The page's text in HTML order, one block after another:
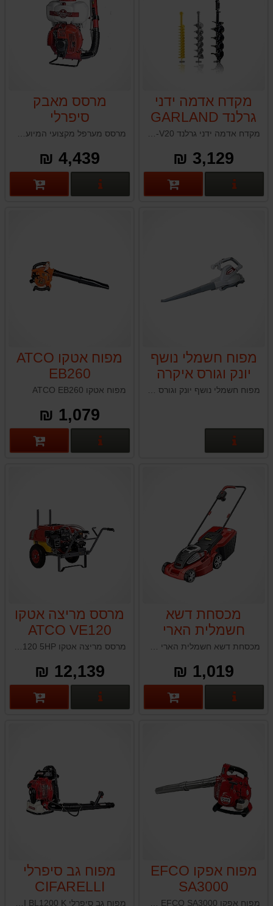
מקדח אדמה ידני
גרלנד GARLAND
932 SG-V20
מקדח אדמה ידני גרלנד GARLAND 932 SG-V20
3,129 ₪
פרטים נוספים
מרסס מאבק
סיפרלי
CIFARELLI L3
EVO
מרסס מערפל מקצועי המיועד לשימוש חקלאי נרחב, המציע עמידות ויכולת תפעולית משופרים. הוא מוכר בזכות חיי השירות הארוכים והאמינות שלו, במיוחד בסביבות עבודה מאתגרות.
4,439 ₪
פרטים נוספים
מפוח חשמלי נושף
יונק וגורס איקרה
IKRA ILS3000 מפוח חשמלי נושף יונק וגורס איקרה IKRA ILS3000
מפוח אטקו ATCO
EB260
מפוח אטקו ATCO EB260
1,079 ₪
פרטים נוספים
מכסחת דשא
חשמלית הארי
HARRY
ELM1600W
1,019 ₪
פרטים נוספים
מרסס מריצה אטקו
ATCO VE120
5HP
12,139 ₪
פרטים נוספים
מפוח אפקו EFCO
SA3000
מפוח גב סיפרלי
CIFARELLI
BL1200